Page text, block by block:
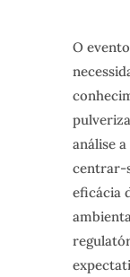
O
análise
centrar-
eficácia